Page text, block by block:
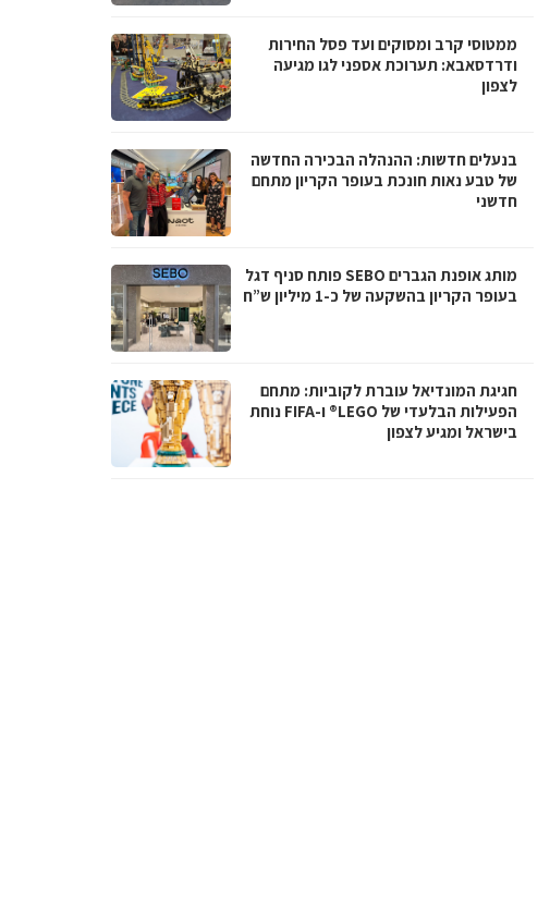
ממטוסי קרב ומסוקים ועד פסל החירות
ודרדסאבא: תערוכת אספני לגו מגיעה
לצפון
בנעלים חדשות: ההנהלה הבכירה החדשה
של טבע נאות חונכת בעופר הקריון מתחם
חדשני
מותג אופנת הגברים SEBO פותח סניף דגל
בעופר הקריון בהשקעה של כ-1 מיליון ש”ח
חגיגת המונדיאל עוברת לקוביות: מתחם
הפעילות הבלעדי של LEGO® ו-FIFA נוחת
בישראל ומגיע לצפון